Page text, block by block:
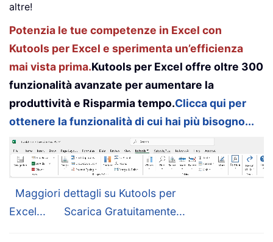
altre!
Potenzia le tue competenze in Excel con
Kutools per Excel e sperimenta un’efficienza
mai vista prima.Kutools per Excel offre oltre 300
funzionalità avanzate per aumentare la
produttività e Risparmia tempo.Clicca qui per
ottenere la funzionalità di cui hai più bisogno...
Maggiori dettagli su Kutools per
Excel...
Scarica Gratuitamente...